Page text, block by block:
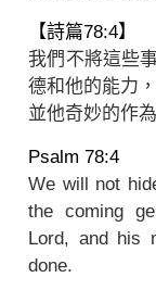
【詩篇78:4】
我們不將這些
德和他的能力，
並他奇妙的作
Psalm 78:4
We will not
the coming
Lord, and his
done.